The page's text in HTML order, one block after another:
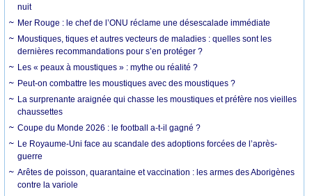
nuit
Mer Rouge : le chef de l’ONU réclame une désescalade immédiate
Moustiques, tiques et autres vecteurs de maladies : quelles sont les
dernières recommandations pour s’en protéger ?
Les « peaux à moustiques » : mythe ou réalité ?
Peut-on combattre les moustiques avec des moustiques ?
La surprenante araignée qui chasse les moustiques et préfère nos vieilles
chaussettes
Coupe du Monde 2026 : le football a-t-il gagné ?
Le Royaume-Uni face au scandale des adoptions forcées de l’après-
guerre
Arêtes de poisson, quarantaine et vaccination : les armes des Aborigènes
contre la variole